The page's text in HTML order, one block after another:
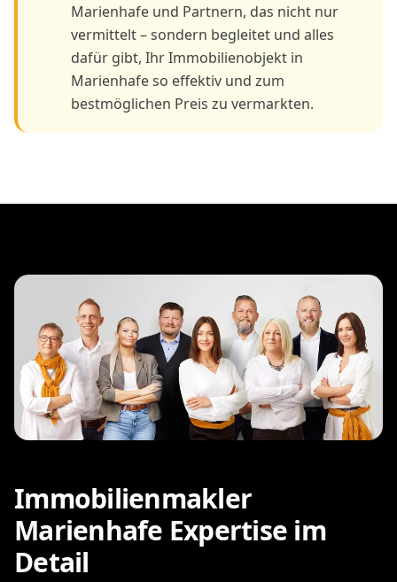
Marienhafe und Partnern, das nicht nur
vermittelt – sondern begleitet und alles
dafür gibt, Ihr Immobilienobjekt in
Marienhafe so effektiv und zum
bestmöglichen Preis zu vermarkten.
Immobilienmakler
Marienhafe Expertise im
Detail